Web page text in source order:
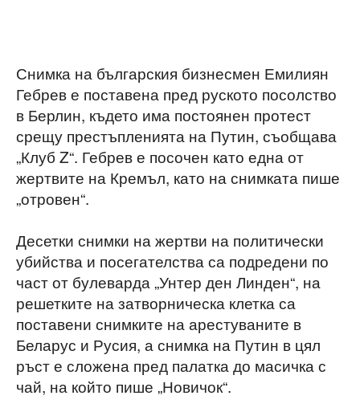
Снимка на българския бизнесмен Емилиян
Гебрев е поставена пред руското посолство
в Берлин, където има постоянен протест
срещу престъпленията на Путин, съобщава
„Клуб Z“. Гебрев е посочен като една от
жертвите на Кремъл, като на снимката пише
„отровен“.
Десетки снимки на жертви на политически
убийства и посегателства са подредени по
част от булеварда „Унтер ден Линден“, на
решетките на затворническа клетка са
поставени снимките на арестуваните в
Беларус и Русия, а снимка на Путин в цял
ръст е сложена пред палатка до масичка с
чай, на който пише „Новичок“.